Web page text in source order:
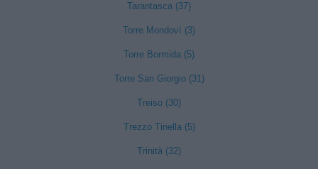
Tarantasca (37)
Torre Mondovì (3)
Torre Bormida (5)
Torre San Giorgio (31)
Treiso (30)
Trezzo Tinella (5)
Trinità (32)